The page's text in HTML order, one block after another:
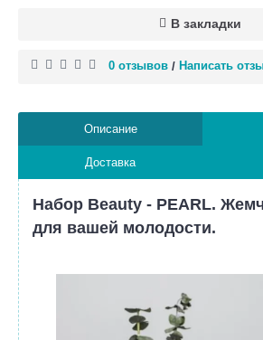
В закладки
0 отзывов / Написать
Описание
Доставка
Набор Beauty - PEARL.
для вашей молодости.